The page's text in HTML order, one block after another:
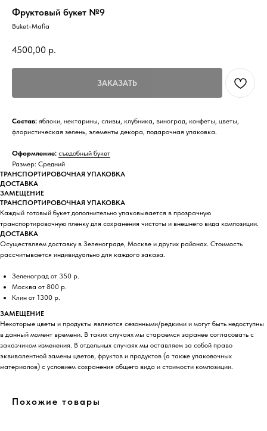
Фруктовый букет №9
Buket-Mafia
4500,00 р.
ЗАКАЗАТЬ
Состав: яблоки, нектарины, сливы, клубника, виноград, конфеты, цветы,
флористическая зелень, элементы декора, подарочная упаковка.
Оформление: съедобный букет
Размер: Средний
ТРАНСПОРТИРОВОЧНАЯ УПАКОВКА
ДОСТАВКА
ЗАМЕЩЕНИЕ
ТРАНСПОРТИРОВОЧНАЯ УПАКОВКА
Каждый готовый букет дополнительно упаковывается в прозрачную
транспортировочную пленку для сохранения чистоты и внешнего вида композиции.
ДОСТАВКА
Осуществляем доставку в Зеленограде, Москве и других районах. Стоимость
рассчитывается индивидуально для каждого заказа.
Зеленоград от 350 р.
Москва от 800 р.
Клин от 1300 р.
ЗАМЕЩЕНИЕ
Некоторые цветы и продукты являются сезонными/редкими и могут быть недоступны
в данный момент времени. В таких случаях мы стараемся заранее согласовать с
заказчиком изменения. В отдельных случаях мы оставляем за собой право
эквивалентной замены цветов, фруктов и продуктов (а также упаковочных
материалов) с условием сохранения общего вида и стоимости композиции.
Похожие товары